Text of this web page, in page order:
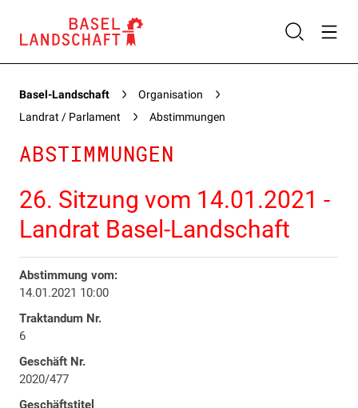
Basel-Landschaft
Organisation
Landrat / Parlament
Abstimmungen
ABSTIMMUNGEN